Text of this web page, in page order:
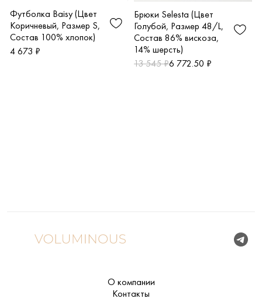
Футболка Baisy (Цвет
Коричневый, Размер S,
Состав 100% хлопок)
4 673 ₽
Брюки Selesta (Цвет
Голубой, Размер 48/L,
Состав 86% вискоза,
14% шерсть)
13 545 ₽6 772.50 ₽
О компании
Контакты